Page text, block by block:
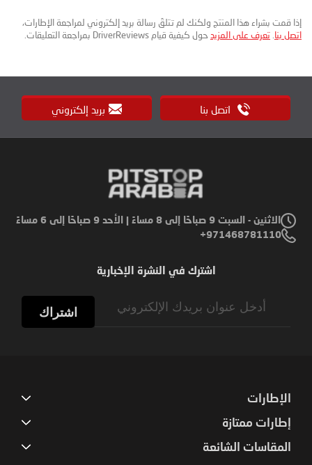
إذا قمت بشراء هذا المنتج ولكنك لم تتلقَ رسالة بريد إلكتروني لمراجعة الإطارات،
اتصل بنا تعرف على المزيد حول كيفية قيام DriverReviews بمراجعة التعليقات.
اتصل بنا بريد إلكتروني
الاثنين - السبت 9 صباحًا إلى 8 مساءً | الأحد 9 صباحًا إلى 6 مساءً
971468781110+
اشترك في النشرة الإخبارية
اشتراك
الإطارات
إطارات ممتازة
المقاسات الشائعة